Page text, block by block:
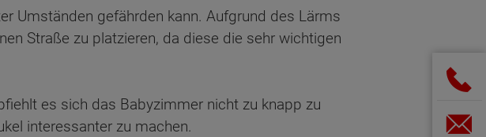
Umständen gefährden kann. Aufgrund des Lärms
Straße zu platzieren, da diese die sehr wichtigen
es sich das Babyzimmer nicht zu knapp zu
interessanter zu machen.